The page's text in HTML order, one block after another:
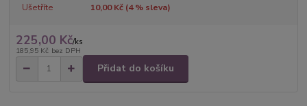
Ušetříte 10,00 Kč (4% sleva)
225,00 Kč/ks
185,95 Kč bez DPH
Přidat do košíku